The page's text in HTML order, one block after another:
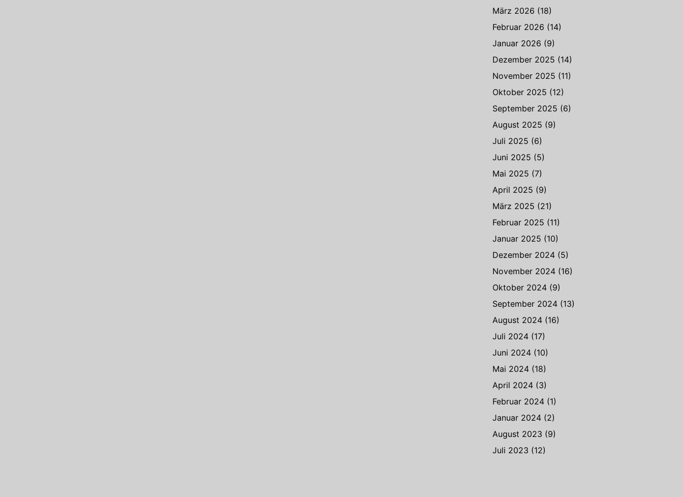
März 2026 (18)
Februar 2026 (14)
Januar 2026 (9)
Dezember 2025 (14)
November 2025 (11)
Oktober 2025 (12)
September 2025 (6)
August 2025 (9)
Juli 2025 (6)
Juni 2025 (5)
Mai 2025 (7)
April 2025 (9)
März 2025 (21)
Februar 2025 (11)
Januar 2025 (10)
Dezember 2024(5)
November 2024(16)
Oktober 2024(9)
September 2024(13)
August 2024(16)
Juli 2024(17)
Juni 2024(10)
Mai 2024(18)
April 2024(3)
Februar 2024(1)
Januar 2024(2)
August 2023 (9)
Juli 2023 (12)